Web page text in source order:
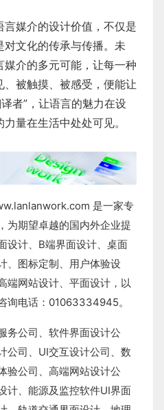
媒介的设计价值，不仅是
文化的传承与传播。未
介的多元可能，让每一种
被触摸、被感受，便能让
者”，让语言的魅力在设
量在生活中处处可见。
是一家专
为期望卓越的国内外企业提
设计 B端界面设计
桌面
图标定制
用户体验设
端网站设计 平面设计 ，以
询电话：01063334945。
务公司
软件界面设计公
公司 UI交互设计公司
数
验公司
高端网站设计公
计 能源及监控软件UI界面